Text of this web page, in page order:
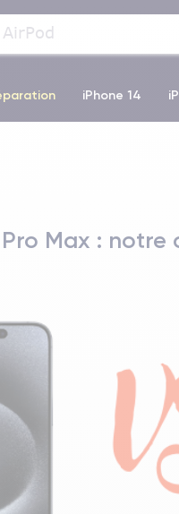
iPhone 14
Pro Max :